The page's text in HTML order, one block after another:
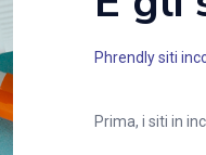
Phrendly siti
Prima, i siti in